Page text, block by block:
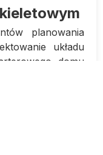
planowania
układu
domu